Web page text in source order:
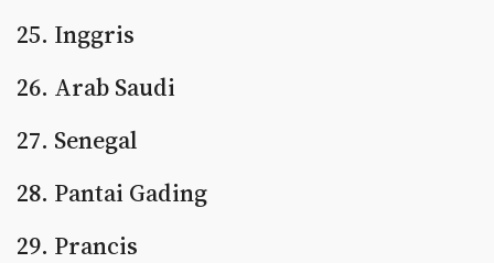
25. Inggris
26. Arab Saudi
27. Senegal
28. Pantai Gading
29. Prancis